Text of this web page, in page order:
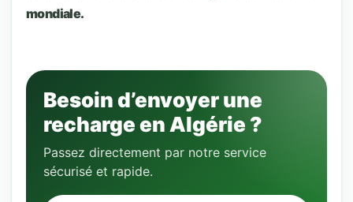
mondiale.
Besoin d’envoyer une
recharge en Algérie ?
Passez directement par notre service
sécurisé et rapide.